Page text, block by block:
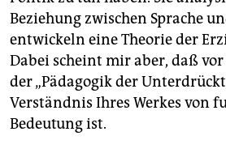
epaper login
Beziehung zwischen Sprache
entwickeln eine Theorie der
Dabei scheint mir aber, daß
der „Pädagogik der
Verständnis Ihres Werkes von
Bedeutung ist.